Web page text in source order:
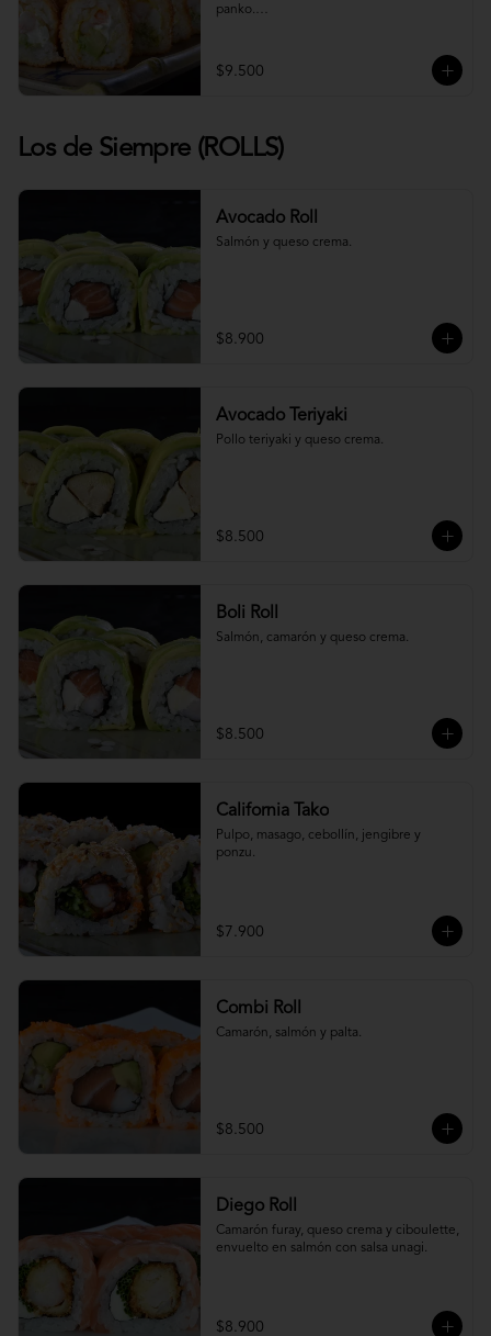
panko.
$9.500
Los de Siempre (ROLLS)
Avocado Roll
Salmón y queso crema.
$8.900
Avocado Teriyaki
Pollo teriyaki y queso crema.
$8.500
Boli Roll
Salmón, camarón y queso crema.
$8.500
California Tako
Pulpo, masago, cebollín, jengibre y
ponzu.
$7.900
Combi Roll
Camarón, salmón y palta.
$8.500
Diego Roll
Camarón furay, queso crema y ciboulette,
envuelto en salmón con salsa unagi.
$8.900